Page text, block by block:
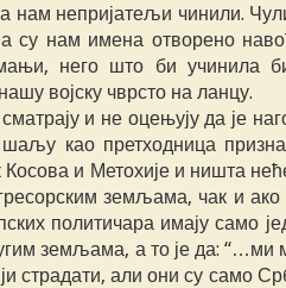
нам непријатељи чинили.
су нам имена отворено
него што би учинила
војску чврсто на ланцу.
и не оцењују да је
као претходница
Косова и Метохије и ништа
земљама, чак и
политичара имају само
земљама, а то је да:
страдати, али они су само